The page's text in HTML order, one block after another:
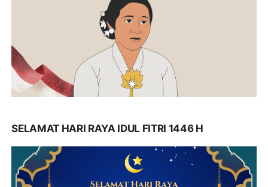
SELAMAT HARI RAYA IDUL FITRI 1446 H